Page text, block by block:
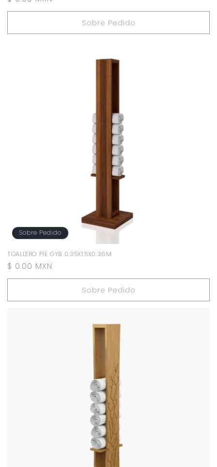
habitual
Sobre Pedido
Sobre Pedido
TOALLERO PIE GYB 0.35X1.5X0.36M
Precio
habitual
$ 0.00 MXN
Sobre Pedido